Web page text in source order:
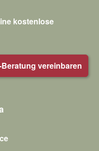
kostenlose
vereinbaren